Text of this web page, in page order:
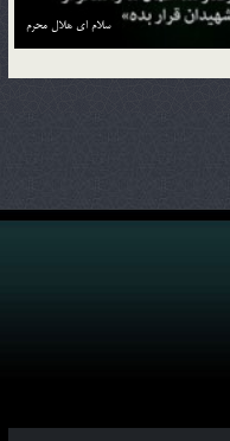
منزل به منزل با کاروان حسین بن علی علیه السلام